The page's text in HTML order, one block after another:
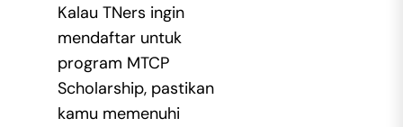
Kalau TNers ingin
mendaftar untuk
program MTCP
Scholarship, pastikan
kamu memenuhi